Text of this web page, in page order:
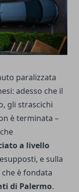
paralizzata
adesso che il
gli strascichi
è terminata –
a livello
e sulla
è fondata
di Palermo.